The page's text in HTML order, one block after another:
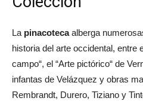
La pinacotecaalberga
historia del arte occidental, entre
campo“, el “Arte pictórico“ de
infantas de Velázquez y obras
Rembrandt, Durero, Tiziano y